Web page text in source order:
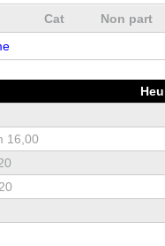
Cat
Non part
16,00